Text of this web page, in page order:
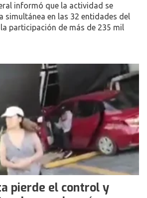
informó que la actividad se
simultánea en las 32 entidades del
participación de más de 235 mil
pierde el control y